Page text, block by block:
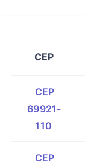
CEP
CEP
69921-
110
CEP